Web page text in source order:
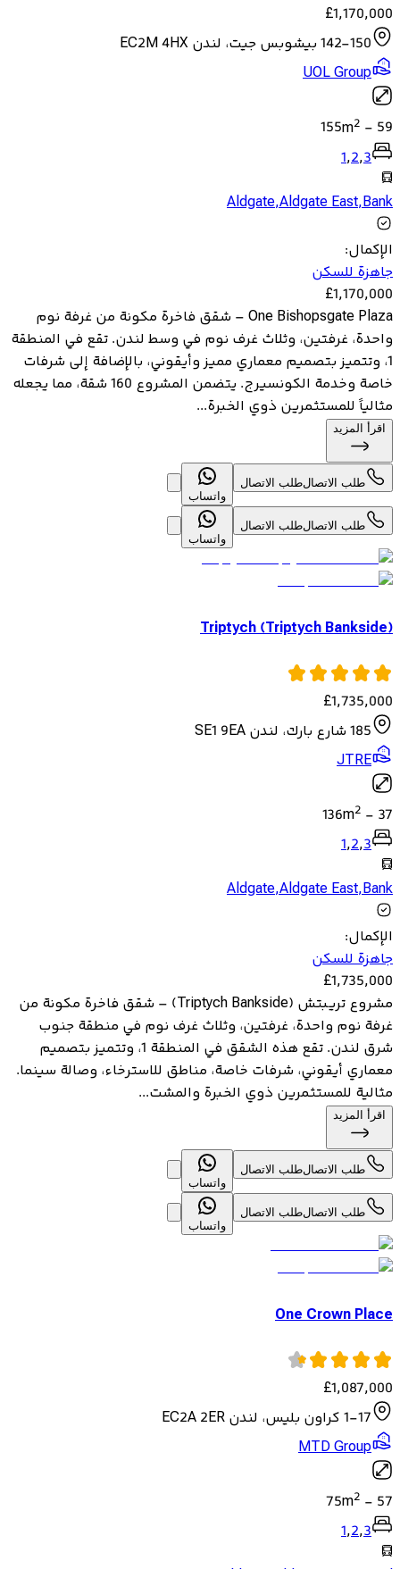
£1,170,000
142-150 بيشوبس جيت، لندن EC2M 4HX
UOL Group
59
-
155m2
1,2,3
Aldgate,Aldgate East,Bank
الإكمال:
جاهزة للسكن
£1,170,000
One Bishopsgate Plaza – شقق فاخرة مكونة من غرفة نوم
واحدة، غرفتين، وثلاث غرف نوم في وسط لندن. تقع في المنطقة
1، وتتميز بتصميم معماري مميز وأيقوني، بالإضافة إلى شرفات
خاصة وخدمة الكونسيرج. يتضمن المشروع 160 شقة، مما يجعله
مثالياً للمستثمرين ذوي الخبرة...
اقرأ المزيد
طلب الاتصالطلب الاتصال
واتساب
طلب الاتصالطلب الاتصال
واتساب
Triptych (Triptych Bankside)
£1,735,000
185 شارع بارك، لندن SE1 9EA
JTRE
37
-
136m2
1,2,3
Aldgate,Aldgate East,Bank
الإكمال:
جاهزة للسكن
£1,735,000
مشروع تريبتش (Triptych Bankside) – شقق فاخرة مكونة من
غرفة نوم واحدة، غرفتين، وثلاث غرف نوم في منطقة جنوب
شرق لندن. تقع هذه الشقق في المنطقة 1، وتتميز بتصميم
معماري أيقوني، شرفات خاصة، مناطق للاسترخاء، وصالة سينما.
مثالية للمستثمرين ذوي الخبرة والمشت...
اقرأ المزيد
طلب الاتصالطلب الاتصال
واتساب
طلب الاتصالطلب الاتصال
واتساب
One Crown Place
£1,087,000
1-17 كراون بليس، لندن EC2A 2ER
MTD Group
57
-
75m2
1,2,3